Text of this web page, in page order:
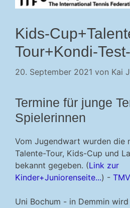
Kids-
Tour+Kondi-
20. September 2021 von Kai
Termine für junge
Spielerinnen
Vom Jugendwart wurden die
Talente-Tour, Kids-Cup und
bekannt gegeben. (Link zur
Kinder+Juniorenseite...) -
Uni Bochum - in Demmin